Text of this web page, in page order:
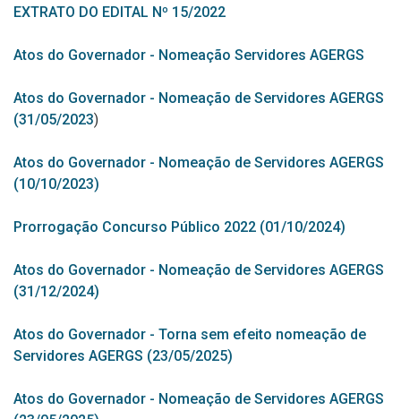
EXTRATO DO EDITAL Nº 15/2022
Atos do Governador - Nomeação Servidores AGERGS
Atos do Governador - Nomeação de Servidores AGERGS
(31/05/2023)
Atos do Governador - Nomeação de Servidores AGERGS
(10/10/2023)
Prorrogação Concurso Público 2022 (01/10/2024)
Atos do Governador - Nomeação de Servidores AGERGS
(31/12/2024)
Atos do Governador - Torna sem efeito nomeação de
Servidores AGERGS (23/05/2025)
Atos do Governador - Nomeação de Servidores AGERGS